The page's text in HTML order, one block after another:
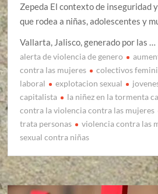
Zepeda El contexto de inseguridad
que rodea a niñas, adolescentes y
Vallarta, Jalisco, generado por las …
alerta de violencia de genero
contra las mujeres
colectivos
laboral
explotacion sexual
capitalista
la niñez en la tormenta
contra la violencia contra las mujeres
trata personas
violencia contra las
sexual contra niñas